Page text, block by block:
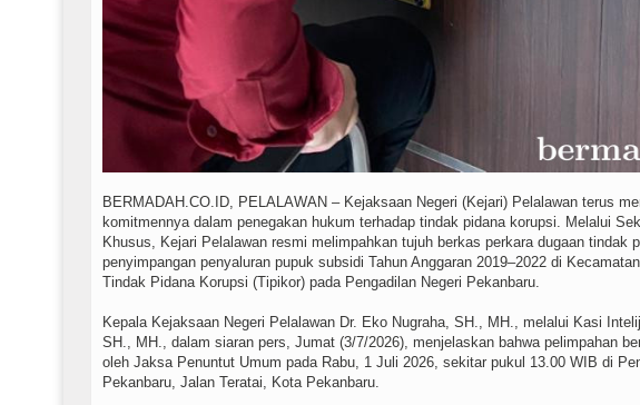
BERMADAH.CO.ID, PELALAWAN – Kejaksaan Negeri (Kejari) Pelalawan terus
komitmennya dalam penegakan hukum terhadap tindak pidana korupsi. Melalui
Khusus, Kejari Pelalawan resmi melimpahkan tujuh berkas perkara dugaan tindak
penyimpangan penyaluran pupuk subsidi Tahun Anggaran 2019–2022 di
Tindak Pidana Korupsi (Tipikor) pada Pengadilan Negeri Pekanbaru.
Kepala Kejaksaan Negeri Pelalawan Dr. Eko Nugraha, SH., MH., melalui Kasi
SH., MH., dalam siaran pers, Jumat (3/7/2026), menjelaskan bahwa pelimpahan
oleh Jaksa Penuntut Umum pada Rabu, 1 Juli 2026, sekitar pukul 13.00 WIB di
Pekanbaru, Jalan Teratai, Kota Pekanbaru.